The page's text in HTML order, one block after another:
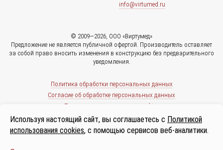
info@virtumed.ru
© 2009—2026, ООО «Виртумед»
Предложение не является публичной офертой. Производитель оставляет
за собой право вносить изменения в конструкцию без предварительного
уведомления.
Политика обработки персональных данных
Согласие об обработке персональных данных
Политика использования cookies
Используя настоящий сайт, вы соглашаетесь с Политикой
использования cookies, с помощью сервисов веб-аналитики.